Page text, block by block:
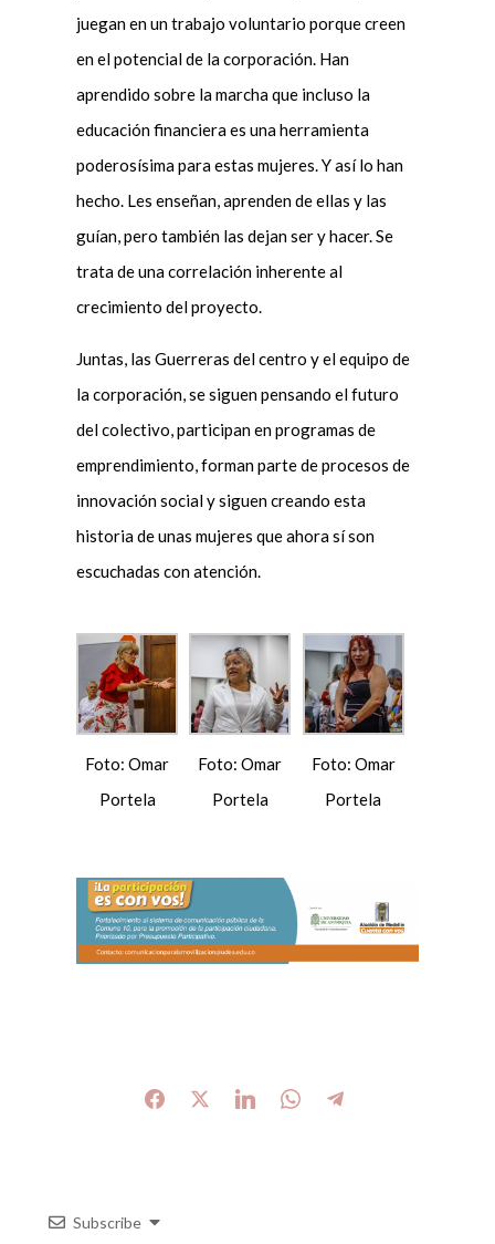
juegan en un trabajo voluntario porque creen
en el potencial de la corporación. Han
aprendido sobre la marcha que incluso la
educación financiera es una herramienta
poderosísima para estas mujeres. Y así lo han
hecho. Les enseñan, aprenden de ellas y las
guían, pero también las dejan ser y hacer. Se
trata de una correlación inherente al
crecimiento del proyecto.
Juntas, las Guerreras del centro y el equipo de
la corporación, se siguen pensando el futuro
del colectivo, participan en programas de
emprendimiento, forman parte de procesos de
innovación social y siguen creando esta
historia de unas mujeres que ahora sí son
escuchadas con atención.
Foto: Omar
Portela
Foto: Omar
Portela
Foto: Omar
Portela
Subscribe